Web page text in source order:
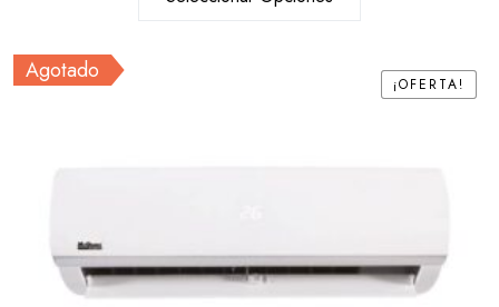
¡OFERTA!
Agotado ¡OFERTA!